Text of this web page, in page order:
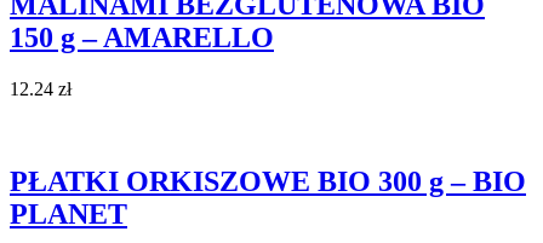
150 g – AMARELLO
12.24 zł
PŁATKI ORKISZOWE BIO 300 g – BIO
PLANET